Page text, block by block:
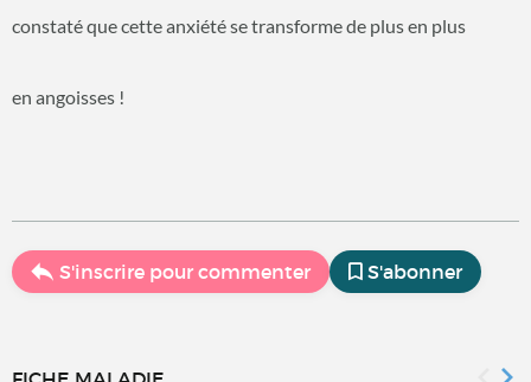
constaté que cette anxiété se transforme de plus en plus
en angoisses !
S'inscrire pour commenter S'abonner